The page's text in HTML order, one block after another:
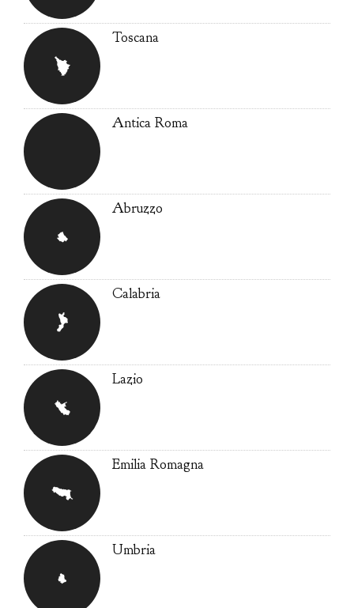
Toscana
Antica Roma
Abruzzo
Calabria
Lazio
Emilia Romagna
Umbria